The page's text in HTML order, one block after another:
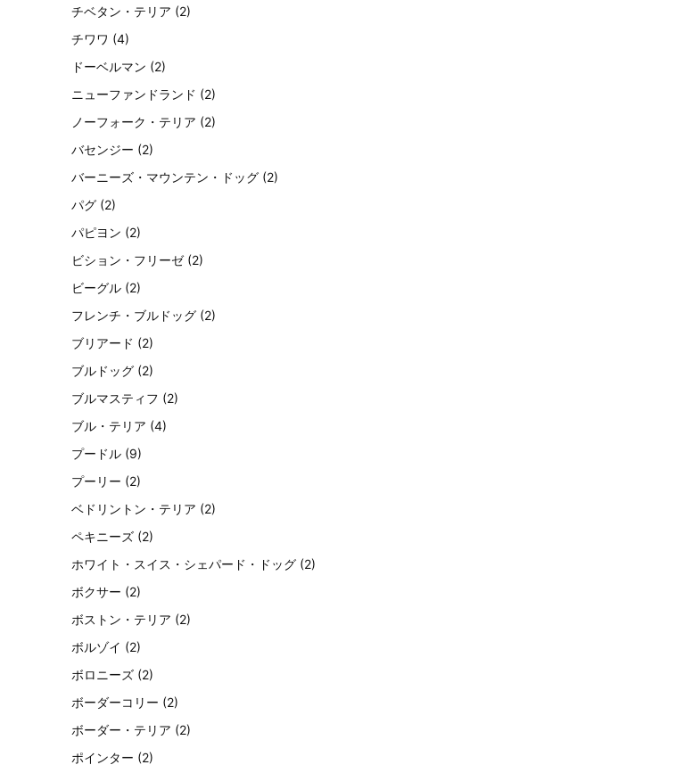
チベタン・テリア (2)
チワワ (4)
ドーベルマン (2)
ニューファンドランド (2)
ノーフォーク・テリア (2)
バセンジー (2)
バーニーズ・マウンテン・ドッグ (2)
パグ (2)
パピヨン (2)
ビション・フリーゼ (2)
ビーグル (2)
フレンチ・ブルドッグ (2)
ブリアード (2)
ブルドッグ (2)
ブルマスティフ (2)
ブル・テリア (4)
プードル (9)
プーリー (2)
ベドリントン・テリア (2)
ペキニーズ (2)
ホワイト・スイス・シェパード・ドッグ (2)
ボクサー (2)
ボストン・テリア (2)
ボルゾイ (2)
ボロニーズ (2)
ボーダーコリー (2)
ボーダー・テリア (2)
ポインター (2)